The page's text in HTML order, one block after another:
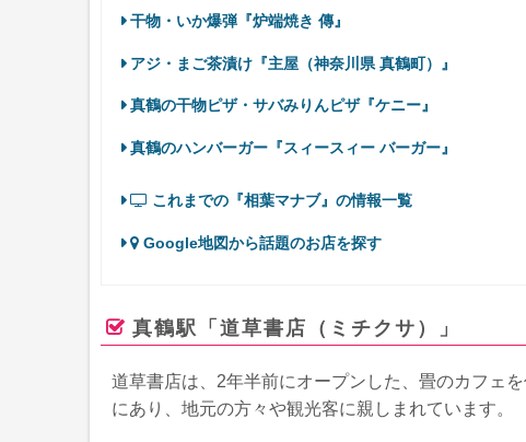
干物・いか爆弾『炉端焼き 傳』
アジ・まご茶漬け『主屋（神奈川県 真鶴町）』
真鶴の干物ピザ・サバみりんピザ『ケニー』
真鶴のハンバーガー『スィースィー バーガー』
これまでの『相葉マナブ』の情報一覧
Google地図から話題のお店を探す
真鶴駅「道草書店（ミチクサ）」
道草書店は、2年半前にオープンした、畳のカフェ
にあり、地元の方々や観光客に親しまれています。